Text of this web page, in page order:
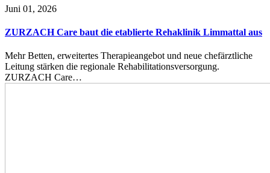
Juni 01, 2026
ZURZACH Care baut die etablierte Rehaklinik Limmattal aus
Mehr Betten, erweitertes Therapieangebot und neue chefärztliche
Leitung stärken die regionale Rehabilitationsversorgung.
ZURZACH Care…